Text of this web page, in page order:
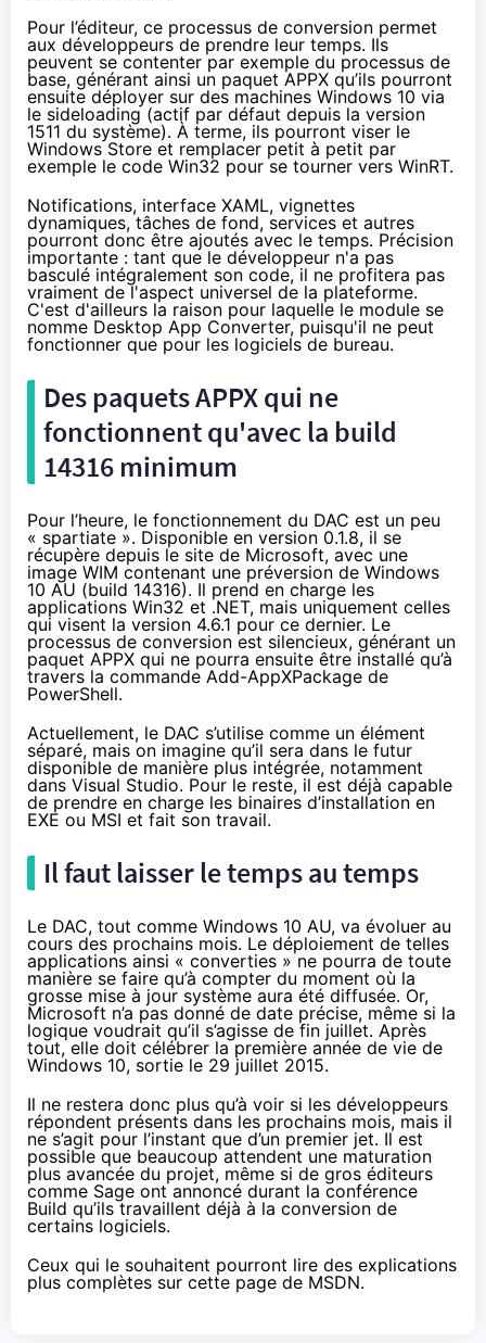
Pour l’éditeur, ce processus de conversion permet
aux développeurs de prendre leur temps. Ils
peuvent se contenter par exemple du processus de
base, générant ainsi un paquet APPX qu’ils pourront
ensuite déployer sur des machines Windows 10 via
le sideloading (actif par défaut depuis la version
1511 du système). À terme, ils pourront viser le
Windows Store et remplacer petit à petit par
exemple le code Win32 pour se tourner vers WinRT.
Notifications, interface XAML, vignettes
dynamiques, tâches de fond, services et autres
pourront donc être ajoutés avec le temps. Précision
importante : tant que le développeur n'a pas
basculé intégralement son code, il ne profitera pas
vraiment de l'aspect universel de la plateforme.
C'est d'ailleurs la raison pour laquelle le module se
nomme Desktop App Converter, puisqu'il ne peut
fonctionner que pour les logiciels de bureau.
Des paquets APPX qui ne
fonctionnent qu'avec la build
14316 minimum
Pour l’heure, le fonctionnement du DAC est un peu
« spartiate ». Disponible en version 0.1.8, il se
récupère depuis le site de Microsoft, avec une
image WIM contenant une préversion de Windows
10 AU (build 14316). Il prend en charge les
applications Win32 et .NET, mais uniquement celles
qui visent la version 4.6.1 pour ce dernier. Le
processus de conversion est silencieux, générant un
paquet APPX qui ne pourra ensuite être installé qu’à
travers la commande Add-AppXPackage de
PowerShell.
Actuellement, le DAC s’utilise comme un élément
séparé, mais on imagine qu’il sera dans le futur
disponible de manière plus intégrée, notamment
dans Visual Studio. Pour le reste, il est déjà capable
de prendre en charge les binaires d’installation en
EXE ou MSI et fait son travail.
Il faut laisser le temps au temps
Le DAC, tout comme Windows 10 AU, va évoluer au
cours des prochains mois. Le déploiement de telles
applications ainsi « converties » ne pourra de toute
manière se faire qu’à compter du moment où la
grosse mise à jour système aura été diffusée. Or,
Microsoft n’a pas donné de date précise, même si la
logique voudrait qu’il s’agisse de fin juillet. Après
tout, elle doit célébrer la première année de vie de
Windows 10, sortie le 29 juillet 2015.
Il ne restera donc plus qu’à voir si les développeurs
répondent présents dans les prochains mois, mais il
ne s’agit pour l’instant que d’un premier jet. Il est
possible que beaucoup attendent une maturation
plus avancée du projet, même si de gros éditeurs
comme Sage ont annoncé durant la conférence
Build qu’ils travaillent déjà à la conversion de
certains logiciels.
Ceux qui le souhaitent pourront lire des explications
plus complètes sur cette page de MSDN.